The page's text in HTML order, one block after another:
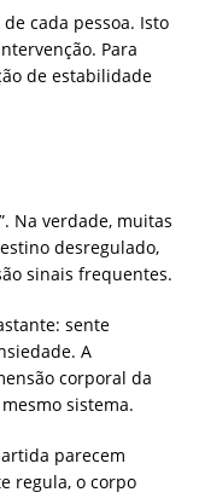
cada pessoa. Isto
Para
de estabilidade
Na verdade, muitas
desregulado,
sinais frequentes.
sente
A
corporal da
sistema.
parecem
regula, o corpo